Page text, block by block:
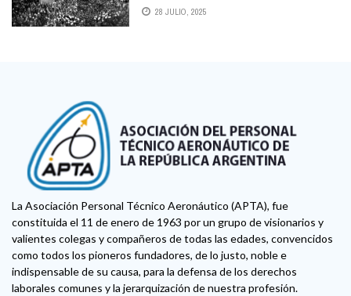
28 JULIO, 2025
La Asociación Personal Técnico Aeronáutico (APTA), fue
constituida el 11 de enero de 1963 por un grupo de visionarios y
valientes colegas y compañeros de todas las edades, convencidos
como todos los pioneros fundadores, de lo justo, noble e
indispensable de su causa, para la defensa de los derechos
laborales comunes y la jerarquización de nuestra profesión.